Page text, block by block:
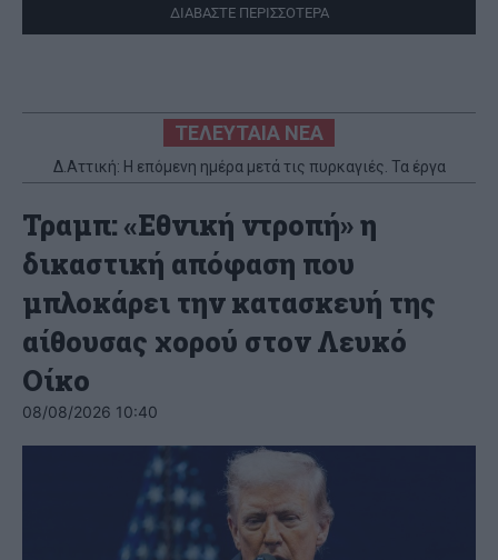
ΔΙΑΒΑΣΤΕ ΠΕΡΙΣΣΟΤΕΡΑ